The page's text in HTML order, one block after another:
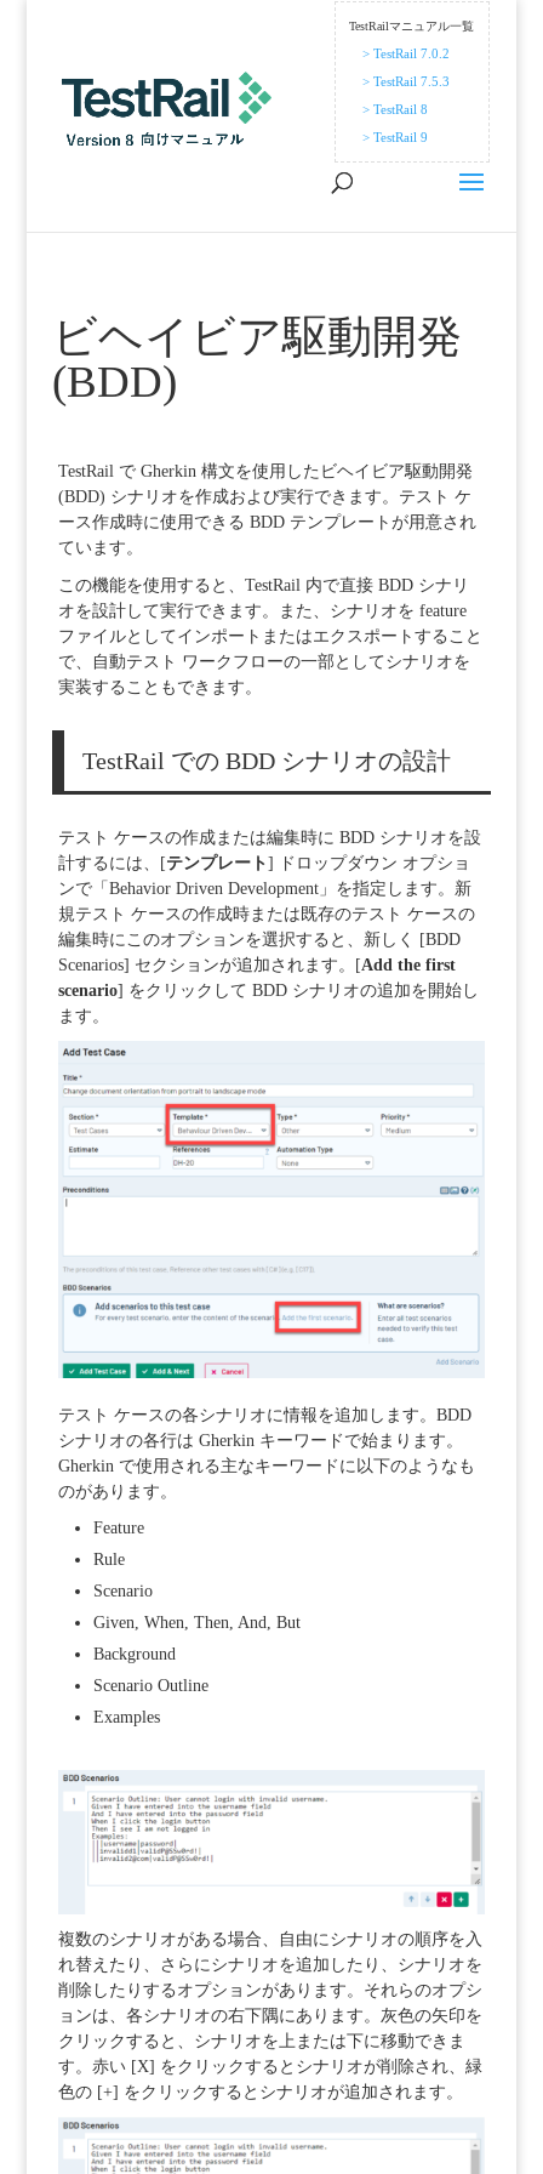
TestRailマニュアル一覧
> TestRail 7.0.2
> TestRail 7.5.3
> TestRail 8
> TestRail 9
ビヘイビア駆動開発
(BDD)
TestRail で Gherkin 構文を使用したビヘイビア駆動開発
(BDD) シナリオを作成および実行できます。テスト ケ
ース作成時に使用できる BDD テンプレートが用意され
ています。
この機能を使用すると、TestRail 内で直接 BDD シナリ
オを設計して実行できます。また、シナリオを feature
ファイルとしてインポートまたはエクスポートすること
で、自動テスト ワークフローの一部としてシナリオを
実装することもできます。
TestRail での BDD シナリオの設計
テスト ケースの作成または編集時に BDD シナリオを設
計するには、[テンプレート] ドロップダウン オプショ
ンで「Behavior Driven Development」を指定します。 新
規テスト ケースの作成時または既存のテスト ケースの
編集時にこのオプションを選択すると、新しく [BDD
Scenarios] セクションが追加されます。
[Add the first
scenario] をクリックして BDD シナリオの追加を開始し
ます。
テスト ケースの各シナリオに情報を追加します。BDD
シナリオの各行は Gherkin キーワードで始まります。
Gherkin で使用される主なキーワードに以下のようなも
のがあります。
Feature
Rule
Scenario
Given, When, Then, And, But
Background
Scenario Outline
Examples
複数のシナリオがある場合、自由にシナリオの順序を入
れ替えたり、さらにシナリオを追加したり、シナリオを
削除したりするオプションがあります。それらのオプシ
ョンは、各シナリオの右下隅にあります。灰色の矢印を
クリックすると、シナリオを上または下に移動できま
す。赤い [X] をクリックするとシナリオが削除され、緑
色の [+] をクリックするとシナリオが追加されます。